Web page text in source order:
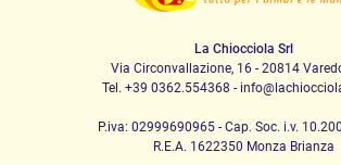
La Chiocciola Srl
Via Circonvallazione, 16 - 20814
Tel. +39 0362.554368 -
P.iva: 02999690965 - Cap. Soc. i.v.
R.E.A. 1622350 Monza Brianza